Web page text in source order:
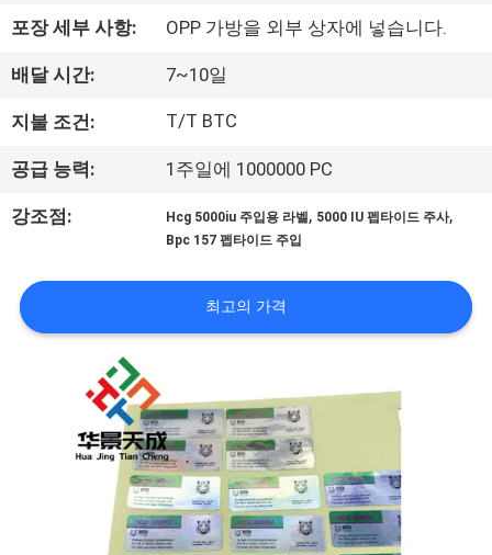
여
공
장
행
포장 세부 사항: OPP 가방을 외부 상자에 넣습니다.
배달 시간: 7~10일
지불 조건: T/T BTC
공급 능력: 1주일에 1000000 PC
강조점: Hcg 5000iu 주입용 라벨, 5000 IU 펩타이드 주사,
Bpc 157 펩타이드 주입
최고의 가격